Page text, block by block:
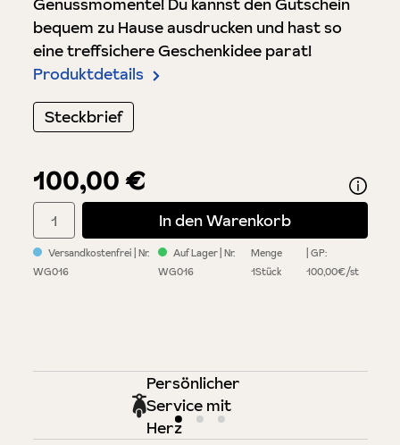
100,00 €
bequem zu Hause ausdrucken und hast so
eine treffsichere Geschenkidee parat!
Produktdetails
Steckbrief
Versandkostenfrei | Nr.
WG016
Auf Lager | Nr.
WG016
Menge
1Stück
GP:
100,00€/st
Produkt Anzahl: Gib den gewünschten Wert ein oder benutze
In den Warenkorb
Persönlicher
Service mit
Herz